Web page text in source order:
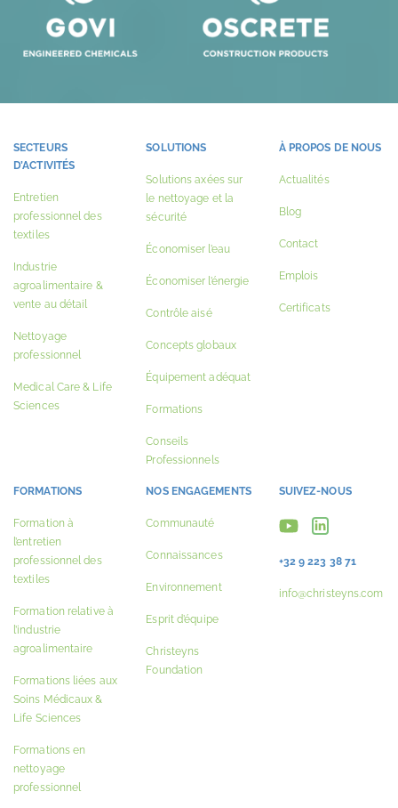
SECTEURS
D’ACTIVITÉS
Entretien
professionnel des
textiles
Industrie
agroalimentaire &
vente au détail
Nettoyage
professionnel
Medical Care & Life
Sciences
SOLUTIONS
Solutions axées sur
le nettoyage et la
sécurité
Économiser l’eau
Économiser l’énergie
Contrôle aisé
Concepts globaux
Équipement adéquat
Formations
Conseils
Professionnels
À PROPOS DE NOUS
Actualités
Blog
Contact
Emplois
Certificats
FORMATIONS
Formation à
l’entretien
professionnel des
textiles
Formation relative à
l’industrie
agroalimentaire
Formations liées aux
Soins Médicaux &
Life Sciences
Formations en
nettoyage
professionnel
NOS ENGAGEMENTS
Communauté
Connaissances
Environnement
Esprit d’équipe
Christeyns
Foundation
SUIVEZ-NOUS
+32 9 223 38 71
info@christeyns.com